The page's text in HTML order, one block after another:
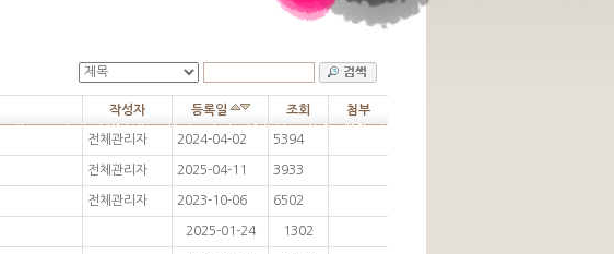
작성자 등록일 조회 첨부
전체관리자 2024-04-02 5394
전체관리자 2025-04-11 3933
전체관리자 2023-10-06 6502
2025-01-24 1302